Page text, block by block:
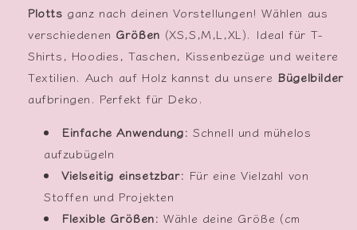
Plotts ganz nach deinen Vorstellungen! Wählen aus
verschiedenen Größen (XS,S,M,L,XL). Ideal für T-
Shirts, Hoodies, Taschen, Kissenbezüge und weitere
Textilien. Auch auf Holz kannst du unsere Bügelbilder
aufbringen. Perfekt für Deko.
Einfache Anwendung: Schnell und mühelos
aufzubügeln
Vielseitig einsetzbar: Für eine Vielzahl von
Stoffen und Projekten
Flexible Größen: Wähle deine Größe (cm